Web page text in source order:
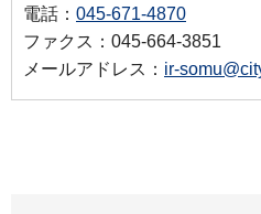
電話： 045-671-4870
ファクス：045-664-3851
メールアドレス： ir-